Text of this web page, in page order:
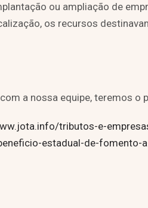
ou ampliação de
os recursos
a nossa equipe, teremos o
tributos-e-
estadual-de-fomento-